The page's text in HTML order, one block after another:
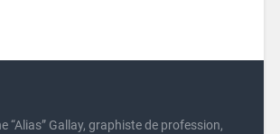
“Alias” Gallay, graphiste de profession,